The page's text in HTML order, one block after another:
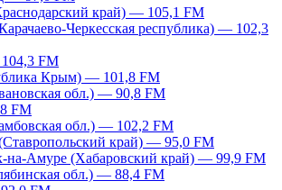
край) — 105,1 FM
Черкесская республика) — 102,3
FM
Крым) — 101,8 FM
обл.) — 90,8 FM
FM
обл.) — 102,2 FM
край) — 95,0 FM
на-Амуре (Хабаровский край) — 99,9 FM
обл.) — 88,4 FM